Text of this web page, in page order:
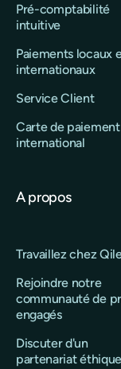
Pré-comptabilité
intuitive
Paiements locaux
internationaux
Service Client
Carte de paiement
international
A propos
Travaillez chez
Rejoindre notre
communauté de
engagés
Discuter d'un
partenariat éthique